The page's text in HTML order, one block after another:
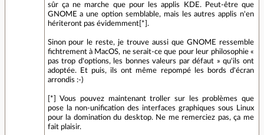
sûr ça ne marche que pour les applis KDE. Peut-être que
GNOME a une option semblable, mais les autres applis n'en
hériteront pas évidemment[*].
Sinon pour le reste, je trouve aussi que GNOME ressemble
fichtrement à MacOS, ne serait-ce que pour leur philosophie «
pas trop d'options, les bonnes valeurs par défaut » qu'ils ont
adoptée. Et puis, ils ont même repompé les bords d'écran
arrondis :-)
[*] Vous pouvez maintenant troller sur les problèmes que
pose la non-unification des interfaces graphiques sous Linux
pour la domination du desktop. Ne me remerciez pas, ça me
fait plaisir.